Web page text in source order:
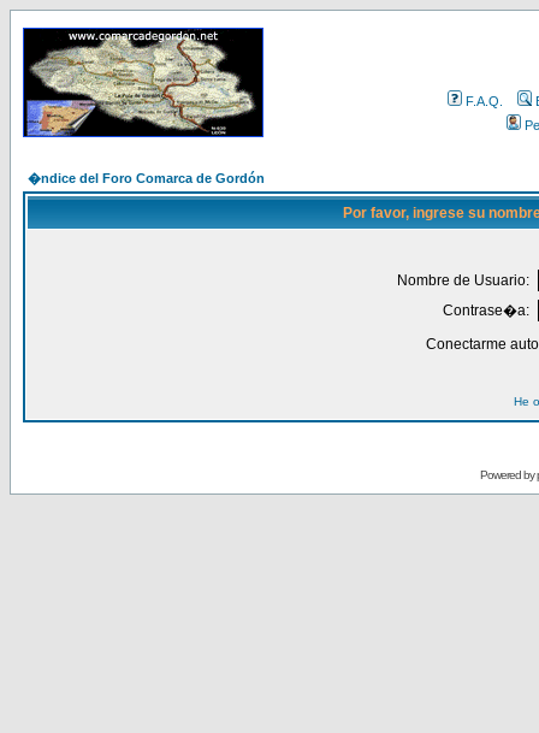
F.A.Q.
�ndice del Foro Comarca de Gordón
Por favor, ingrese su
Nombre de Usuario:
Contrase�a:
Conectarme
He
Powered by